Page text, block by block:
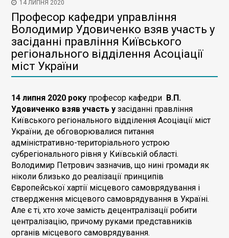
14 ЛИПНЯ 2020
Професор кафедри управління
Володимир Удовиченко взяв участь у
засіданні правління Київського
регіонального відділення Асоціації
міст України
14 липня 2020 року професор кафедри В.П.
Удовиченко взяв участь у засіданні правління
Київського регіонального відділення Асоціації міст
України, де обговорювалися питання
адміністративно-територіального устрою
субрегіонального рівня у Київській області.
Володимир Петрович зазначив, що нині громади як
ніколи близько до реалізації принципів
Європейської хартії місцевого самоврядування і
ствердження місцевого самоврядування в Україні.
Але є ті, хто хоче замість децентралізації робити
централізацію, причому руками представників
органів місцевого самоврядування.